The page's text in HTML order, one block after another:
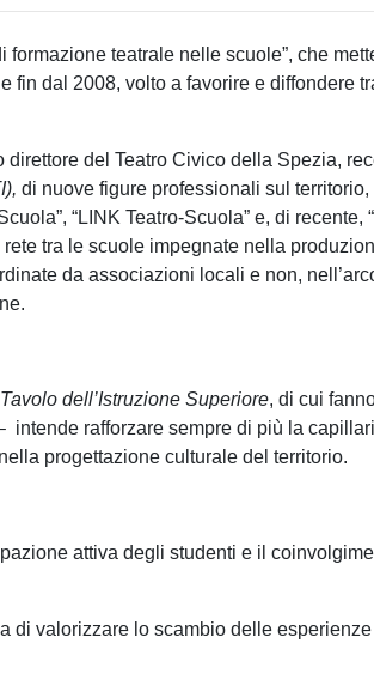
teatrale nelle scuole”, che
dal 2008, volto a favorire e diffondere
del Teatro Civico della Spezia,
di nuove figure professionali sul territorio,
“LINK Teatro-Scuola” e, di recente,
tra le scuole impegnate nella
da associazioni locali e non,
Tavolo dell’Istruzione Superiore, di cui
rafforzare sempre di più la
progettazione culturale del territorio.
attiva degli studenti e il
di valorizzare lo scambio delle